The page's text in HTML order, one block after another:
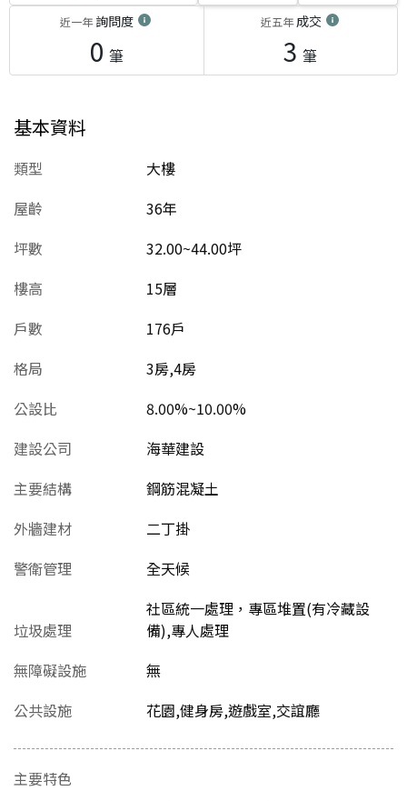
近一年詢問度
0 筆
近五年成交
3 筆
基本資料
類型
大樓
屋齡
36年
坪數
32.00~44.00坪
樓高
15層
戶數
176戶
格局
3房,4房
公設比
8.00%~10.00%
建設公司
海華建設
主要結構
鋼筋混凝土
外牆建材
二丁掛
警衛管理
全天候
垃圾處理
社區統一處理，專區堆置(有冷藏設
備),專人處理
無障礙設施
無
公共設施
花園,健身房,遊戲室,交誼廳
主要特色